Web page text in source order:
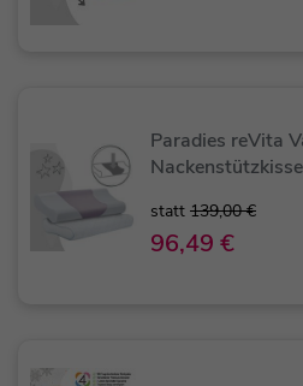
Paradies reVita
statt 139,00 €
96,49 €